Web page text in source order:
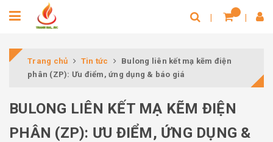
Trang chủ Tin tức
Bulong liên kết mạ kẽm điện
phân (ZP): Ưu điểm, ứng dụng & báo giá
BULONG LIÊN KẾT MẠ KẼM ĐIỆN
PHÂN (ZP): ƯU ĐIỂM, ỨNG DỤNG &